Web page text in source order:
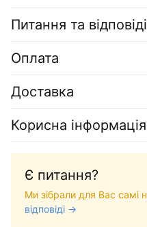
Питання та відповіді
Оплата
Доставка
Корисна інформація
Є питання?
Ми зібрали для Вас самі
відповіді →